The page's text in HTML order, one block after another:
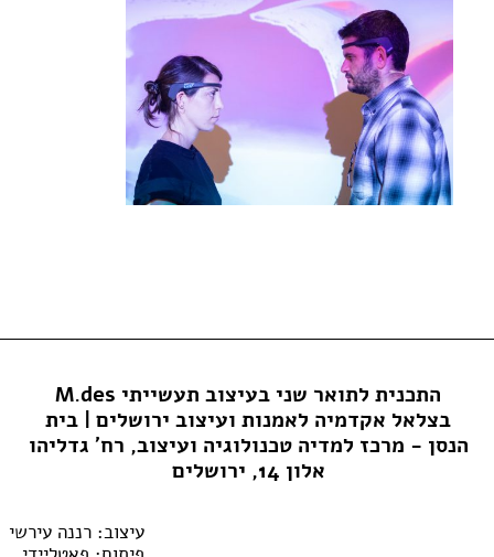
התכנית לתואר שני בעיצוב תעשייתי M.des
בצלאל אקדמיה לאמנות ועיצוב ירושלים | בית
הנסן - מרכז למדיה טכנולוגיה ועיצוב, רח' גדליהו
אלון 14, ירושלים
עיצוב: רננה עירשי